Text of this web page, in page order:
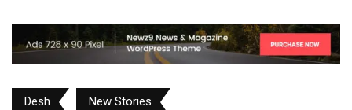
Desh New Stories